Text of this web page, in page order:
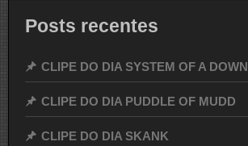
Posts recentes
CLIPE DO DIA SYSTEM OF A DOWN
CLIPE DO DIA PUDDLE OF MUDD
CLIPE DO DIA SKANK